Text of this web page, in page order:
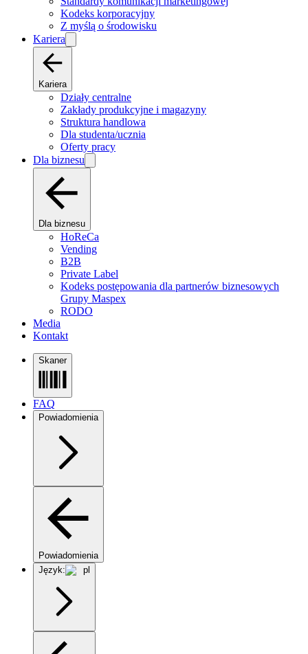
Kodeks korporacyjny
Z myślą o środowisku
Kariera
Kariera
Działy centralne
Zakłady produkcyjne i magazyny
Struktura handlowa
Dla studenta/ucznia
Oferty pracy
Dla biznesu
Dla biznesu
HoReCa
Vending
B2B
Private Label
Kodeks postępowania dla partnerów biznesowych
Grupy Maspex
RODO
Media
Kontakt
Skaner
FAQ
Powiadomienia
Powiadomienia
Język:
pl